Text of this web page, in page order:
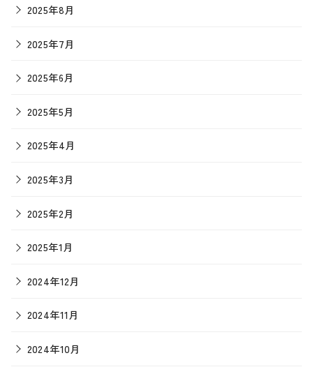
2025年8月
2025年7月
2025年6月
2025年5月
2025年4月
2025年3月
2025年2月
2025年1月
2024年12月
2024年11月
2024年10月